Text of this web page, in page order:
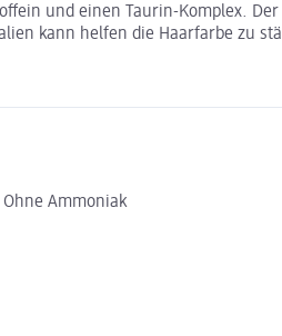
und einen Taurin-Komplex.
kann helfen die Haarfarbe zu
Ammoniak